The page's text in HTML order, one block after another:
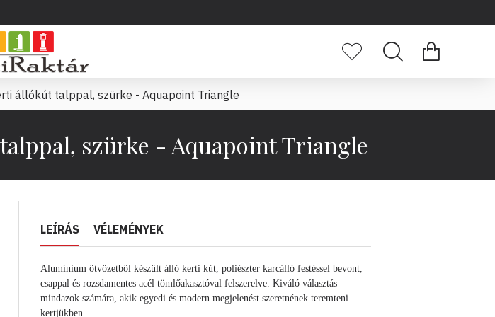
állókút talppal, szürke - Aquapoint Triangle
szürke - Aquapoint Triangle
LEÍRÁS VÉLEMÉNYEK
Alumínium ötvözetből készült álló kerti kút, poliészter karcálló festéssel bevont,
csappal és rozsdamentes acél tömlőakasztóval felszerelve. Kiváló választás
mindazok számára, akik egyedi és modern megjelenést szeretnének teremteni
kertjükben.